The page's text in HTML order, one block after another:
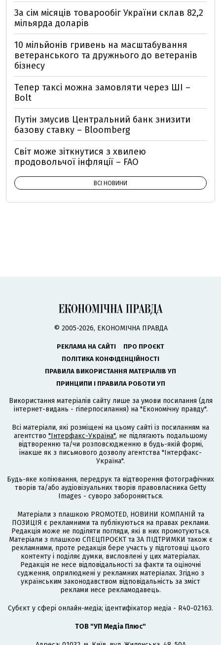
За сім місяців товарообіг України склав 82,2
мільярда доларів
10 мільйонів гривень на масштабування
ветеранського та дружнього до ветеранів
бізнесу
Тепер таксі можна замовляти через ШІ –
Bolt
Путін змусив Центральний банк знизити
базову ставку – Bloomberg
Світ може зіткнутися з хвилею
продовольчої інфляції – FAO
ВСІ НОВИНИ
© 2005-2026, ЕКОНОМІЧНА ПРАВДА
РЕКЛАМА НА САЙТІ
ПРО ПРОЄКТ
ПОЛІТИКА КОНФІДЕНЦІЙНОСТІ
ПРАВИЛА ВИКОРИСТАННЯ МАТЕРІАЛІВ УП
ПРИНЦИПИ І ПРАВИЛА РОБОТИ УП
Використання матеріалів сайту лише за умови посилання (для
інтернет-видань - гіперпосилання) на "Економічну правду".
Всі матеріали, які розміщені на цьому сайті із посиланням на
агентство "Інтерфакс-Україна", не підлягають подальшому
відтворенню та/чи розповсюдженню в будь-якій формі,
інакше як з письмового дозволу агентства "Інтерфакс-
Україна".
Будь-яке копіювання, передрук та відтворення фотографічних
творів та/або аудіовізуальних творів правовласника Getty
Images - суворо забороняється.
Матеріали з плашкою PROMOTED, НОВИНИ КОМПАНІЙ та
ПОЗИЦІЯ є рекламними та публікуються на правах реклами.
Редакція може не поділяти погляди, які в них промотуються.
Матеріали з плашкою СПЕЦПРОЄКТ та ЗА ПІДТРИМКИ також є
рекламними, проте редакція бере участь у підготовці цього
контенту і поділяє думки, висловлені у цих матеріалах.
Редакція не несе відповідальності за факти та оціночні
судження, оприлюднені у рекламних матеріалах. Згідно з
українським законодавством відповідальність за зміст
реклами несе рекламодавець.
Cубєкт у сфері онлайн-медіа; ідентифікатор медіа - R40-02163.
ТОВ "УП Медіа Плюс"